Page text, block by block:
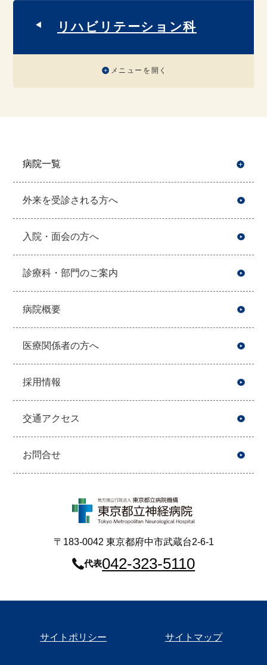
リハビリテーション科
メニューを開く
病院一覧
外来を受診される方へ
入院・面会の方へ
診療科・部門のご案内
病院概要
医療関係者の方へ
採用情報
交通アクセス
お問合せ
〒183-0042 東京都府中市武蔵台2-6-1
代表042-323-5110
サイトポリシー サイトマップ